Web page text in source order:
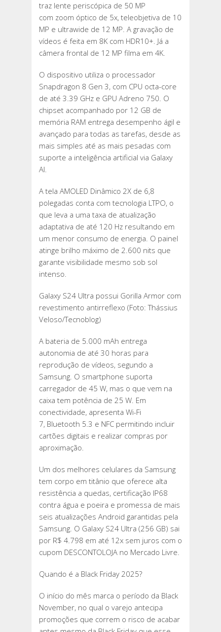
traz lente periscópica de 50 MP
com zoom óptico de 5x, teleobjetiva de 10
MP e ultrawide de 12 MP. A gravação de
vídeos é feita em 8K com HDR10+. Já a
câmera frontal de 12 MP filma em 4K.
O dispositivo utiliza o processador
Snapdragon 8 Gen 3, com CPU octa-core
de até 3.39 GHz e GPU Adreno 750. O
chipset acompanhado por 12 GB de
memória RAM entrega desempenho ágil e
avançado para todas as tarefas, desde as
mais simples até as mais pesadas com
suporte a inteligência artificial via Galaxy
AI.
A tela AMOLED Dinâmico 2X de 6,8
polegadas conta com tecnologia LTPO, o
que leva a uma taxa de atualização
adaptativa de até 120 Hz resultando em
um menor consumo de energia. O painel
atinge brilho máximo de 2.600 nits que
garante visibilidade mesmo sob sol
intenso.
Galaxy S24 Ultra possui Gorilla Armor com
revestimento antirreflexo (Foto: Thássius
Veloso/Tecnoblog)
A bateria de 5.000 mAh entrega
autonomia de até 30 horas para
reprodução de vídeos, segundo a
Samsung. O smartphone suporta
carregador de 45 W, mas o que vem na
caixa tem potência de 25 W. Em
conectividade, apresenta Wi-Fi
7, Bluetooth 5.3 e NFC permitindo incluir
cartões digitais e realizar compras por
aproximação.
Um dos melhores celulares da Samsung
tem corpo em titânio que oferece alta
resistência a quedas, certificação IP68
contra água e poeira e promessa de mais
seis atualizações Android garantidas pela
Samsung. O Galaxy S24 Ultra (256 GB) sai
por R$ 4.798 em até 12x sem juros com o
cupom DESCONTOLOJA no Mercado Livre.
Quando é a Black Friday 2025?
O início do mês marca o período da Black
November, no qual o varejo antecipa
promoções que correm o risco de acabar